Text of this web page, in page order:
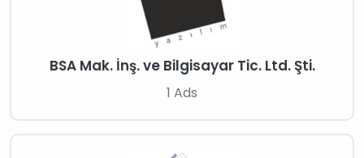
BSA Mak. İnş. ve Bilgisayar Tic. Ltd. Şti.
1 Ads